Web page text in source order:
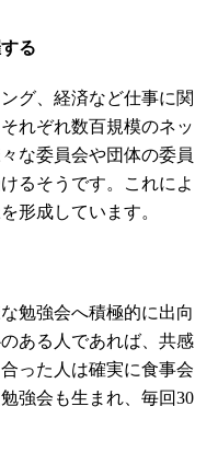
る
グ、経済など仕事に関
れぞれ数百規模のネッ
な委員会や団体の委員
るそうです。これによ
形成しています。
勉強会へ積極的に出向
ある人であれば、共感
った人は確実に食事会
強会も生まれ、毎回30